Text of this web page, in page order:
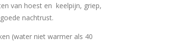
van hoest en keelpijn, griep,
nachtrust.
(water niet warmer als 40